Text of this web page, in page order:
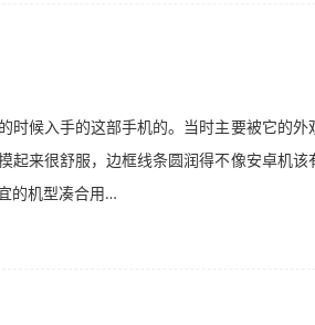
时候入手的这部手机的。当时主要被它的外
来很舒服，边框线条圆润得不像安卓机该
的机型凑合用…